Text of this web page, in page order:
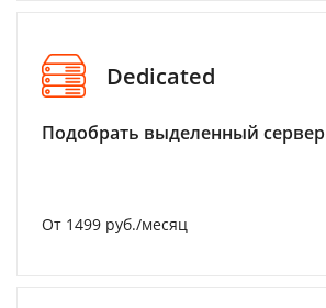
Dedicated
Подобрать выделенный сервер
От 1499 руб./месяц